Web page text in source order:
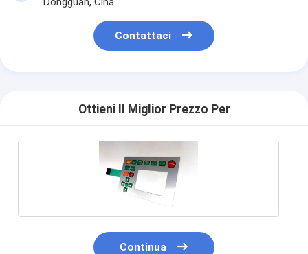
Contattaci
Ottieni Il Miglior Prezzo Per
Continua